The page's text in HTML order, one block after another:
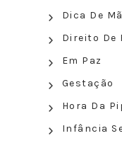
Dica De
Direito De
Em Paz
Gestação
Hora Da
Infância